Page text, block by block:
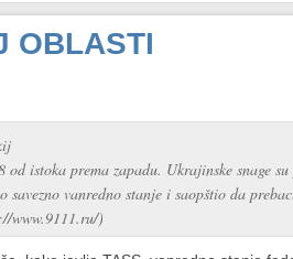
OBLASTI
istoka prema zapadu. Ukrajinske snage
vanredno stanje i saopštio da
www.9111.ru/)